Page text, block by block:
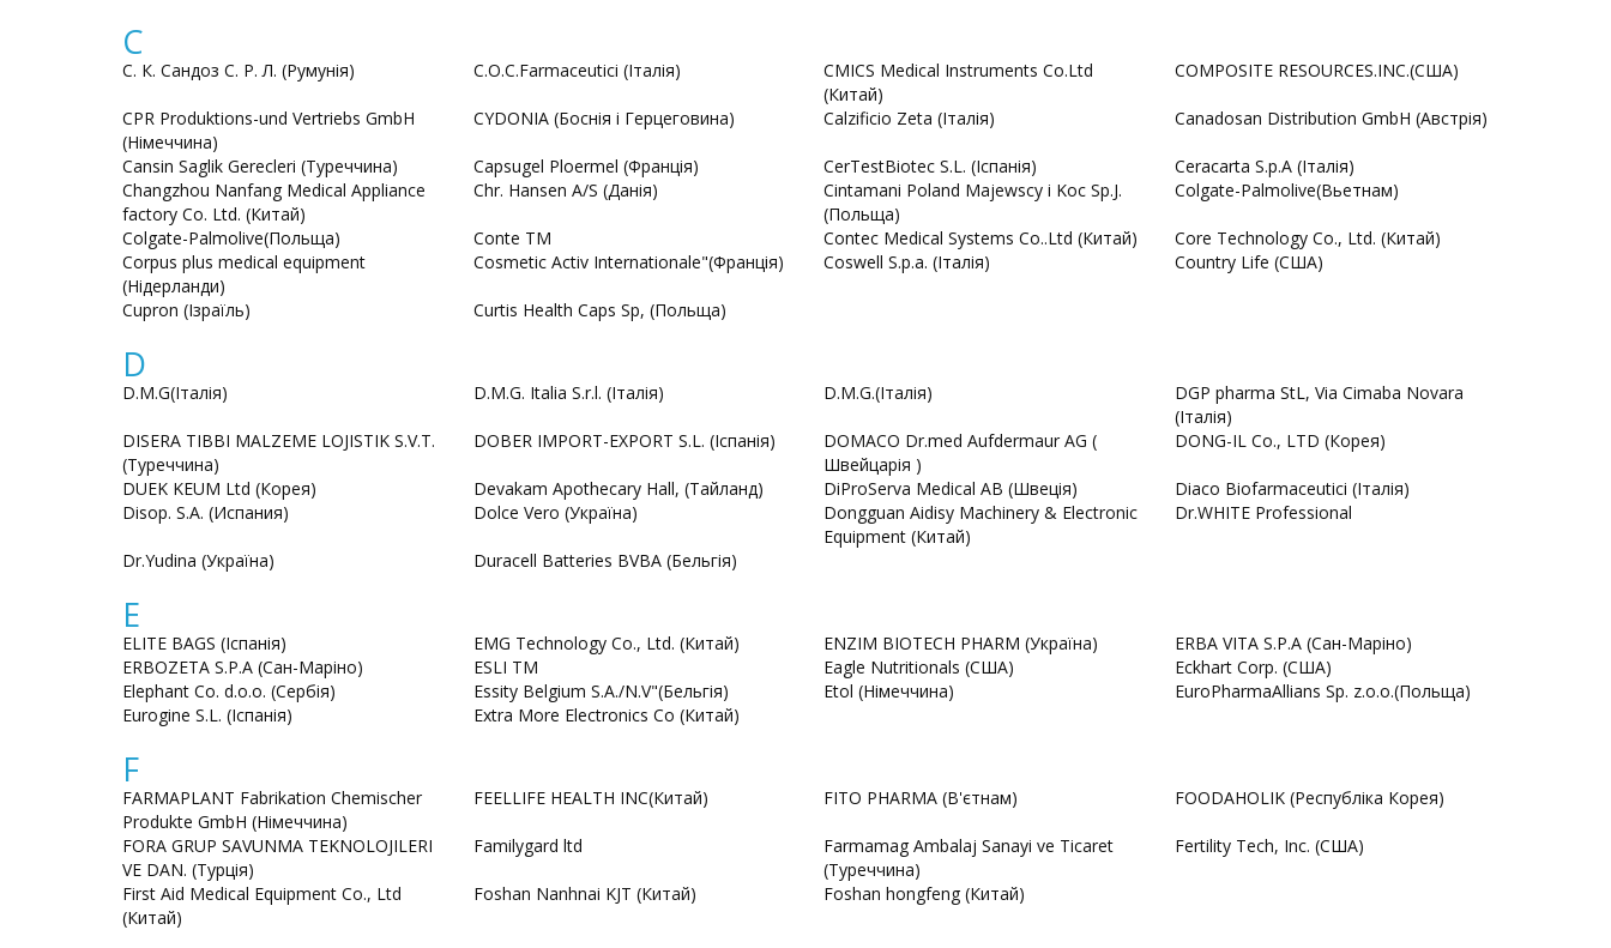
C
C. К. Сандоз С. Р. Л. (Румунія) C.O.C.Farmaceutici (Італія)
CMICS Medical Instruments Co.Ltd
(Китай)
COMPOSITE RESOURCES.INC.(США)
CPR Produktions-und Vertriebs GmbH
(Німеччина)
CYDONIA (Боснія і Герцеговина) Calzificio Zeta (Італія) Canadosan Distribution GmbH (Австрія)
Cansin Saglik Gerecleri (Туреччина) Capsugel Ploermel (Франція) CerTestBiotec S.L. (Іспанія)
Ceracarta S.p.A (Італія)
Changzhou Nanfang Medical Appliance
factory Co. Ltd. (Китай)
Chr. Hansen A/S (Данія)
Cintamani Poland Majewscy i Koc Sp.J.
(Польща)
Colgate-Palmolive(Вьетнам)
Colgate-Palmolive(Польща) Conte TM Contec Medical Systems Co..Ltd (Китай)
Core Technology Co., Ltd. (Китай)
Corpus plus medical equipment
(Нідерланди)
Cosmetic Activ Internationale"(Франція) Coswell S.p.a. (Італія) Country Life (США)
Cupron (Ізраїль) Curtis Health Caps Sp, (Польща)
D
D.M.G(Італія) D.M.G. Italia S.r.l. (Італія) D.M.G.(Італія)
DGP pharma StL, Via Cimaba Novara
(Італія)
DISERA TIBBI MALZEME LOJISTIK S.V.T.
(Туреччина)
DOBER IMPORT-EXPORT S.L. (Іспанія)
DOMACO Dr.med Aufdermaur AG (
Швейцарія )
DONG-IL Co., LTD (Корея)
DUEK KEUM Ltd (Корея) Devakam Apothecary Hall, (Тайланд) DiProServa Medical AB (Швеція)
Diaco Biofarmaceutici (Італія)
Disop. S.A. (Испания)
Dolce Vero (Україна)
Dongguan Aidisy Machinery & Electronic
Equipment (Китай)
Dr.WHITE Professional
Dr.Yudina (Україна) Duracell Batteries BVBA (Бельгія)
E
ELITE BAGS (Іспанія) EMG Technology Co., Ltd. (Китай) ENZIM BIOTECH PHARM (Україна)
ERBA VITA S.P.A (Сан-Маріно)
ERBOZETA S.P.A (Сан-Маріно)
ESLI TM Eagle Nutritionals (США)
Eckhart Corp. (США)
Elephant Co. d.o.o. (Сербія)
Essity Belgium S.A./N.V"(Бельгія) Etol (Німеччина)
EuroPharmaAllians Sp. z.o.o.(Польща)
Eurogine S.L. (Іспанія)
Extra More Electronics Co (Китай)
F
FARMAPLANT Fabrikation Chemischer
Produkte GmbH (Німеччина)
FEELLIFE HEALTH INC(Китай) FITO PHARMA (В'єтнам) FOODAHOLIK (Республіка Корея)
FORA GRUP SAVUNMA TEKNOLOJILERI
VE DAN. (Турція)
Familygard ltd
Farmamag Ambalaj Sanayi ve Ticaret
(Туреччина)
Fertility Tech, Inc. (США)
First Aid Medical Equipment Co., Ltd
(Китай)
Foshan Nanhnai KJT (Китай) Foshan hongfeng (Китай)